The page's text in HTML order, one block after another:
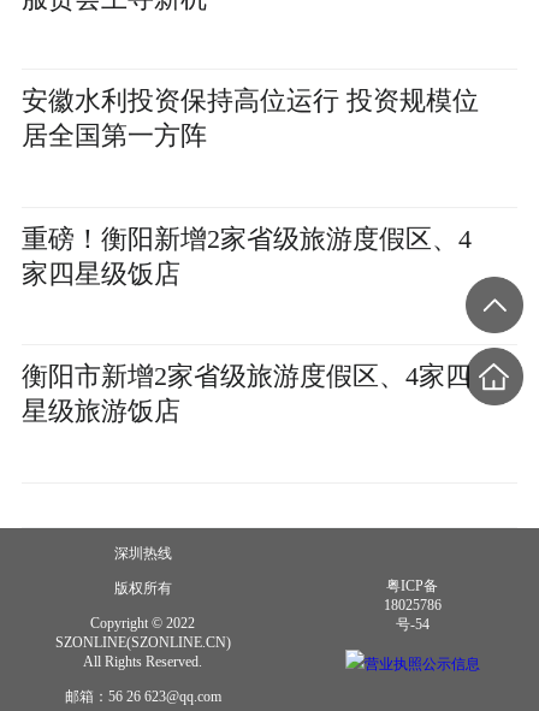
安徽水利投资保持高位运行 投资规模位
居全国第一方阵
重磅！衡阳新增2家省级旅游度假区、4
家四星级饭店
衡阳市新增2家省级旅游度假区、4家四
星级旅游饭店
深圳热线
版权所有
Copyright © 2022
SZONLINE(SZONLINE.CN)
All Rights Reserved.
邮箱：56 26 623@qq.com
粤ICP备
18025786
号-54
营业执照公示信息